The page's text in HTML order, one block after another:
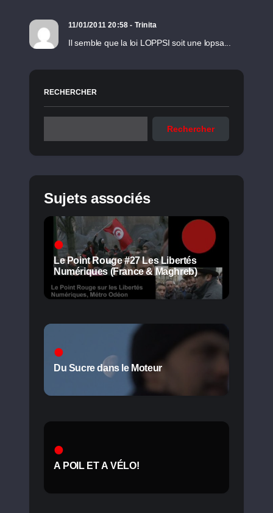
11/01/2011 20:58 - Trinita
Il semble que la loi LOPPSI soit une lopsa...
RECHERCHER
Rechercher
Sujets associés
Le Point Rouge #27 Les Libertés
Numériques (France & Maghreb)
Du Sucre dans le Moteur
A POIL ET A VÉLO!